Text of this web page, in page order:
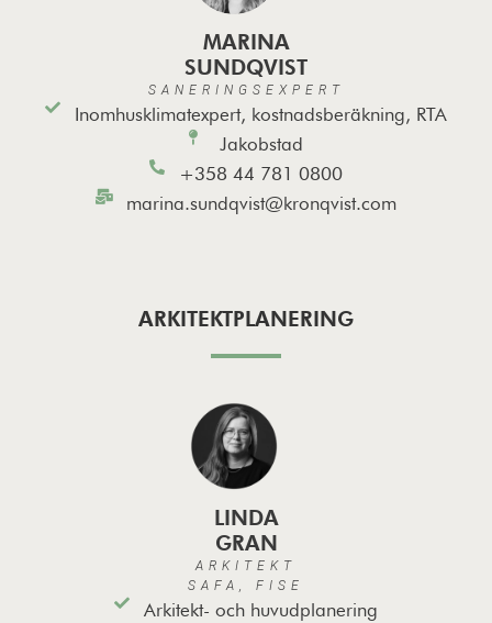
MARINA
SUNDQVIST
SANERINGSEXPERT
Inomhusklimatexpert, kostnadsberäkning, RTA
Jakobstad
+358 44 781 0800
marina.sundqvist@kronqvist.com
ARKITEKTPLANERING
LINDA
GRAN
ARKITEKT
SAFA, FISE
Arkitekt- och huvudplanering